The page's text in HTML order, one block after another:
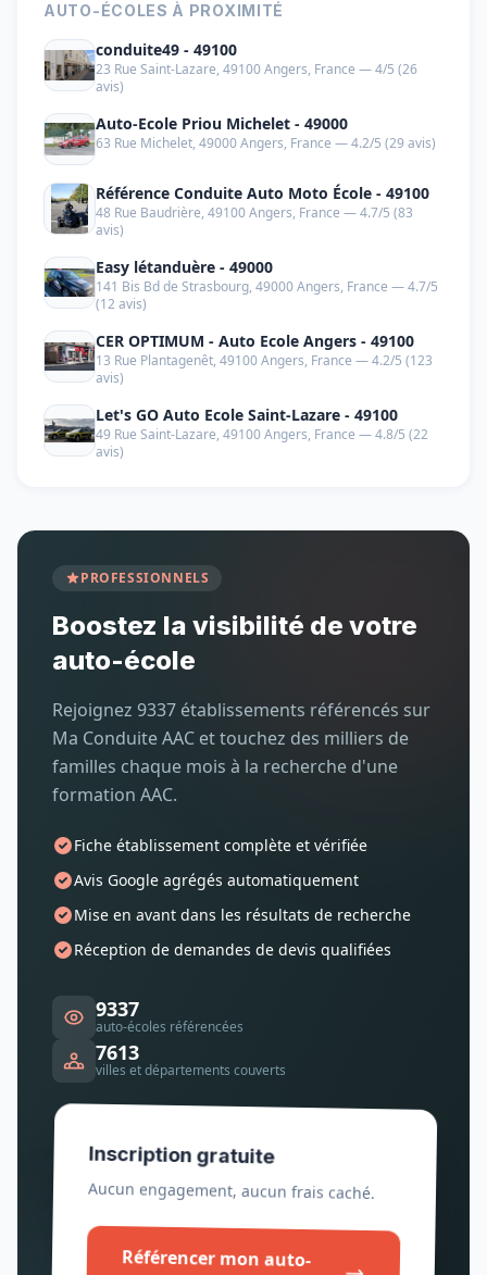
AUTO-ÉCOLES À PROXIMITÉ
conduite49 - 49100
23 Rue Saint-Lazare, 49100 Angers, France — 4/5 (26
avis)
Auto-Ecole Priou Michelet - 49000
63 Rue Michelet, 49000 Angers, France — 4.2/5 (29 avis)
Référence Conduite Auto Moto École - 49100
48 Rue Baudrière, 49100 Angers, France — 4.7/5 (83
avis)
Easy létanduère - 49000
141 Bis Bd de Strasbourg, 49000 Angers, France — 4.7/5
(12 avis)
CER OPTIMUM - Auto Ecole Angers - 49100
13 Rue Plantagenêt, 49100 Angers, France — 4.2/5 (123
avis)
Let's GO Auto Ecole Saint-Lazare - 49100
49 Rue Saint-Lazare, 49100 Angers, France — 4.8/5 (22
avis)
PROFESSIONNELS
Boostez la visibilité de votre
auto-école
Rejoignez 9337 établissements référencés sur
Ma Conduite AAC et touchez des milliers de
familles chaque mois à la recherche d'une
formation AAC.
Fiche établissement complète et vérifiée
Avis Google agrégés automatiquement
Mise en avant dans les résultats de recherche
Réception de demandes de devis qualifiées
9337
auto-écoles référencées
7613
villes et départements couverts
Inscription gratuite
Aucun engagement, aucun frais caché.
Référencer mon auto-